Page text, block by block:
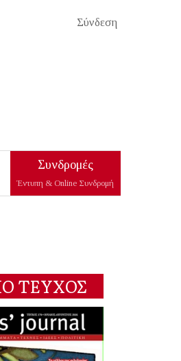
Σύνδεση
Συνδρομές
Έντυπη & Online Συνδρομή
ΤΕΥΧΟΣ